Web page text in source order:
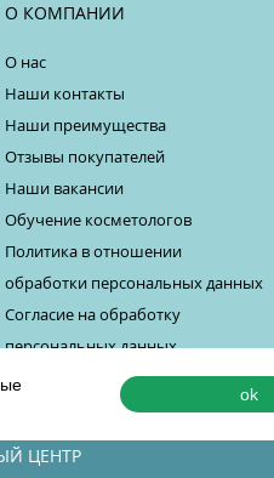
О КОМПАНИИ
О нас
Наши контакты
Наши преимущества
Отзывы покупателей
Наши вакансии
Обучение косметологов
Политика в отношении
обработки персональных данных
Согласие на обработку
персональных данных
ЦЕНТР
ok